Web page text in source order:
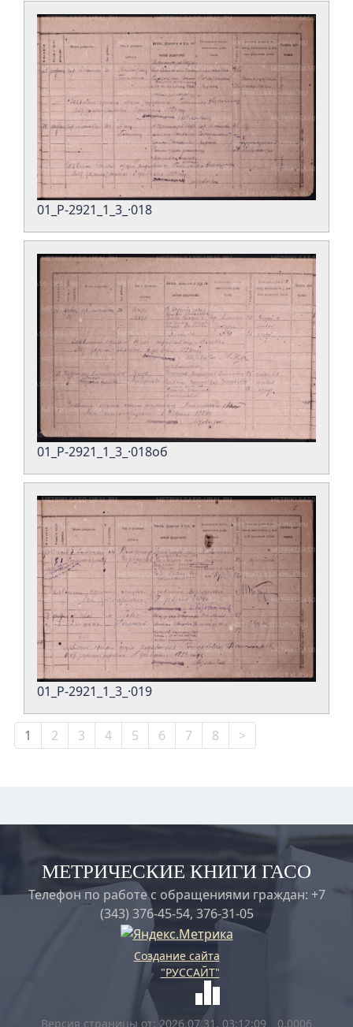
01_Р-2921_1_3_·018
01_Р-2921_1_3_·018об
01_Р-2921_1_3_·019
1 2 3 4 5 6 7 8 >
МЕТРИЧЕСКИЕ КНИГИ ГАСО
Телефон по работе с обращениями граждан: +7
(343) 376-45-54, 376-31-05
Создание сайта
"РУССАЙТ"
Версия страницы от: 2026.07.31, 03:12:09 0.0006